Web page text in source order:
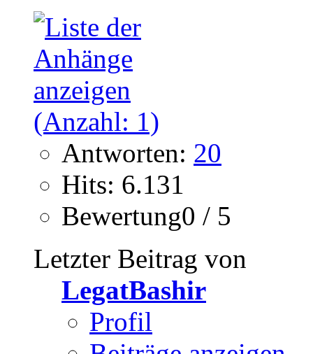
Antworten: 20
Hits: 6.131
Bewertung0 / 5
Letzter Beitrag von
LegatBashir
Profil